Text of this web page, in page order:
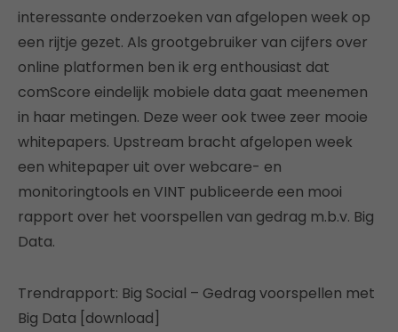
interessante onderzoeken van afgelopen week op
een rijtje gezet. Als grootgebruiker van cijfers over
online platformen ben ik erg enthousiast dat
comScore eindelijk mobiele data gaat meenemen
in haar metingen. Deze weer ook twee zeer mooie
whitepapers. Upstream bracht afgelopen week
een whitepaper uit over webcare- en
monitoringtools en VINT publiceerde een mooi
rapport over het voorspellen van gedrag m.b.v. Big
Data.
Trendrapport: Big Social – Gedrag voorspellen met
Big Data [download]